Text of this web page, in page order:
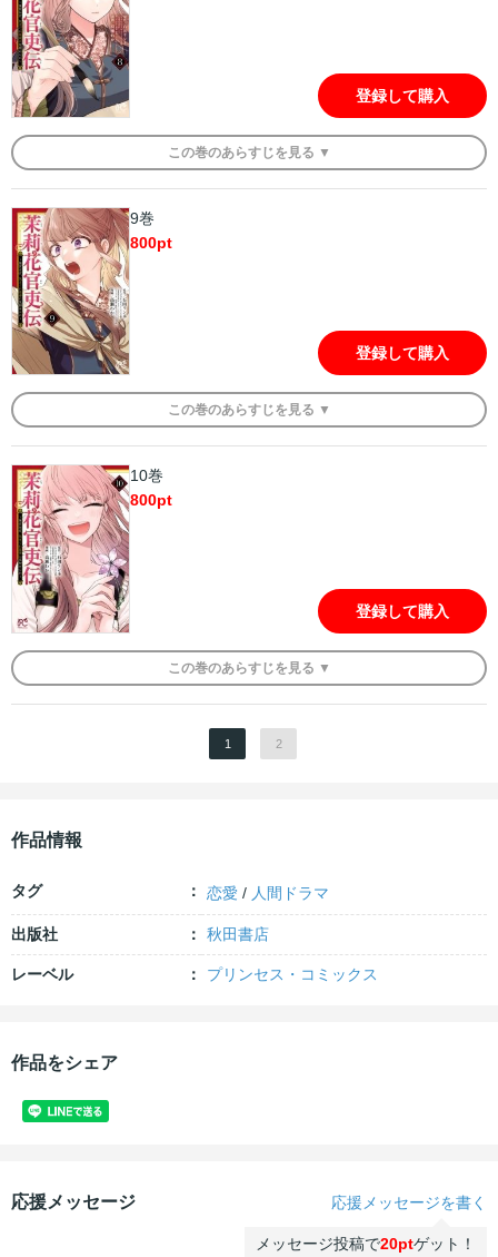
登録して購入
この巻のあらすじを 見る ▼
9巻
800pt
登録して購入
この巻のあらすじを 見る ▼
10巻
800pt
登録して購入
この巻のあらすじを 見る ▼
1 2
作品情報
タグ 恋愛 / 人間ドラマ
出版社 秋田書店
レーベル プリンセス・コミックス
作品をシェア
応援メッセージ 応援メッセージを書く
メッセージ投稿で20ptゲット！